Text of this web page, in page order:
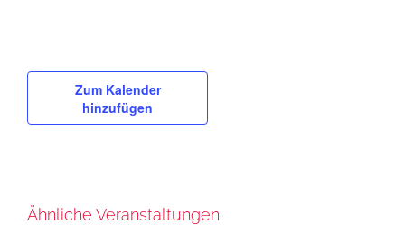
Zum Kalender
hinzufügen
Ähnliche Veranstaltungen